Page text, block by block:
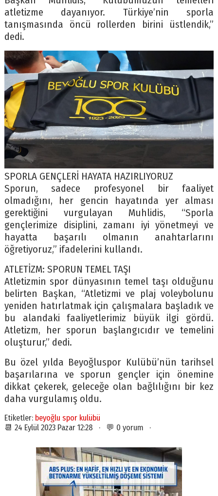
atletizme dayanıyor. Türkiye’nin sporla
tanışmasında öncü rollerden birini üstlendik,”
dedi.
SPORLA GENÇLERİ HAYATA HAZIRLIYORUZ
Sporun, sadece profesyonel bir faaliyet
olmadığını, her gencin hayatında yer alması
gerektiğini vurgulayan Muhlidis, “Sporla
gençlerimize disiplini, zamanı iyi yönetmeyi ve
hayatta başarılı olmanın anahtarlarını
öğretiyoruz,” ifadelerini kullandı.
ATLETİZM: SPORUN TEMEL TAŞI
Atletizmin spor dünyasının temel taşı olduğunu
belirten Başkan, “Atletizmi ve plaj voleybolunu
yeniden hatırlatmak için çalışmalara başladık ve
bu alandaki faaliyetlerimiz büyük ilgi gördü.
Atletizm, her sporun başlangıcıdır ve temelini
oluşturur,” dedi.
Bu özel yılda Beyoğluspor Kulübü’nün tarihsel
başarılarına ve sporun gençler için önemine
dikkat çekerek, geleceğe olan bağlılığını bir kez
daha vurgulamış oldu.
Etiketler: beyoğlu spor kulübü
📆 24 Eylül 2023 Pazar 12:28 · 💬 0 yorum ·